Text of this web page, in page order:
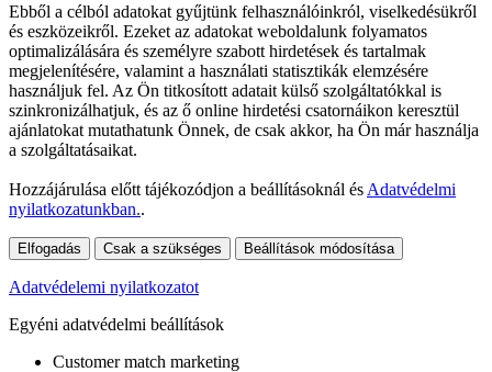
Ebből a célból adatokat gyűjtünk felhasználóinkról, viselkedésükről
és eszközeikről. Ezeket az adatokat weboldalunk folyamatos
optimalizálására és személyre szabott hirdetések és tartalmak
megjelenítésére, valamint a használati statisztikák elemzésére
használjuk fel. Az Ön titkosított adatait külső szolgáltatókkal is
szinkronizálhatjuk, és az ő online hirdetési csatornáikon keresztül
ajánlatokat mutathatunk Önnek, de csak akkor, ha Ön már használja
a szolgáltatásaikat.
Hozzájárulása előtt tájékozódjon a beállításoknál és Adatvédelmi
nyilatkozatunkban..
Elfogadás Csak a szükséges Beállítások módosítása
Adatvédelemi nyilatkozatot
Egyéni adatvédelmi beállítások
Customer match marketing